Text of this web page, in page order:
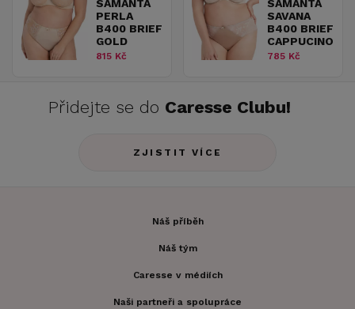
SAMANTA
PERLA
B400 BRIEF
GOLD
815 Kč
SAMANTA
SAVANA
B400 BRIEF
CAPPUCINO
785 Kč
Přidejte se do Caresse Clubu!
ZJISTIT VÍCE
Náš příběh
Náš tým
Caresse v médiích
Naši partneři a spolupráce